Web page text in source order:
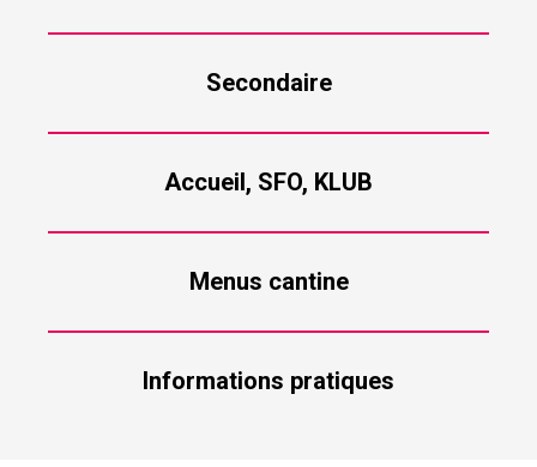
Secondaire
Accueil, SFO, KLUB
Menus cantine
Informations pratiques